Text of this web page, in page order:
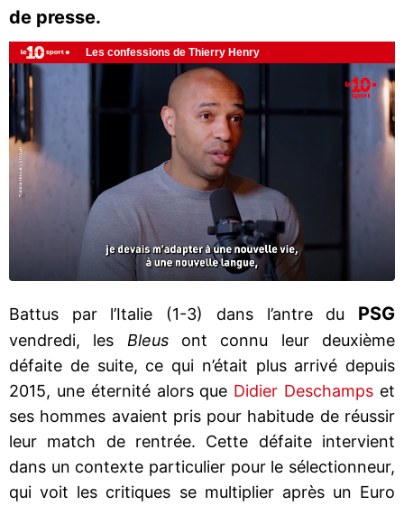
de presse.
Battus par l’Italie (1-3) dans l’antre du PSG
vendredi, les Bleusont connu leur deuxième
défaite de suite, ce qui n’était plus arrivé depuis
2015, une éternité alors que Didier Deschamps et
ses hommes avaient pris pour habitude de réussir
leur match de rentrée. Cette défaite intervient
dans un contexte particulier pour le sélectionneur,
qui voit les critiques se multiplier après un Euro